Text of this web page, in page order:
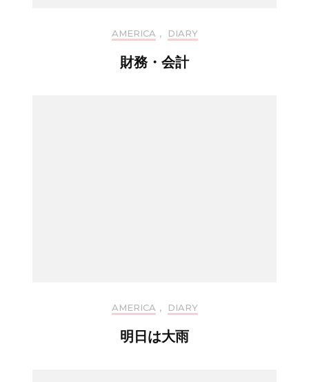
AMERICA , DIARY
財務・会計
AMERICA , DIARY
明日は大雨